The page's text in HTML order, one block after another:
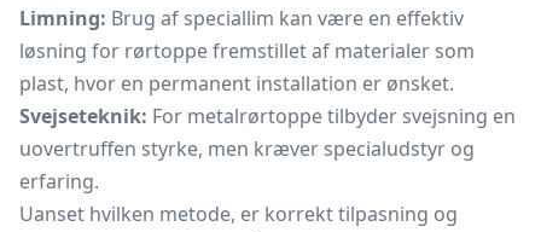
Limning: Brug af speciallim kan være en effektiv
løsning for rørtoppe fremstillet af materialer som
plast, hvor en permanent installation er ønsket.
Svejseteknik: For metalrørtoppe tilbyder svejsning en
uovertruffen styrke, men kræver specialudstyr og
erfaring.
Uanset hvilken metode, er korrekt tilpasning og